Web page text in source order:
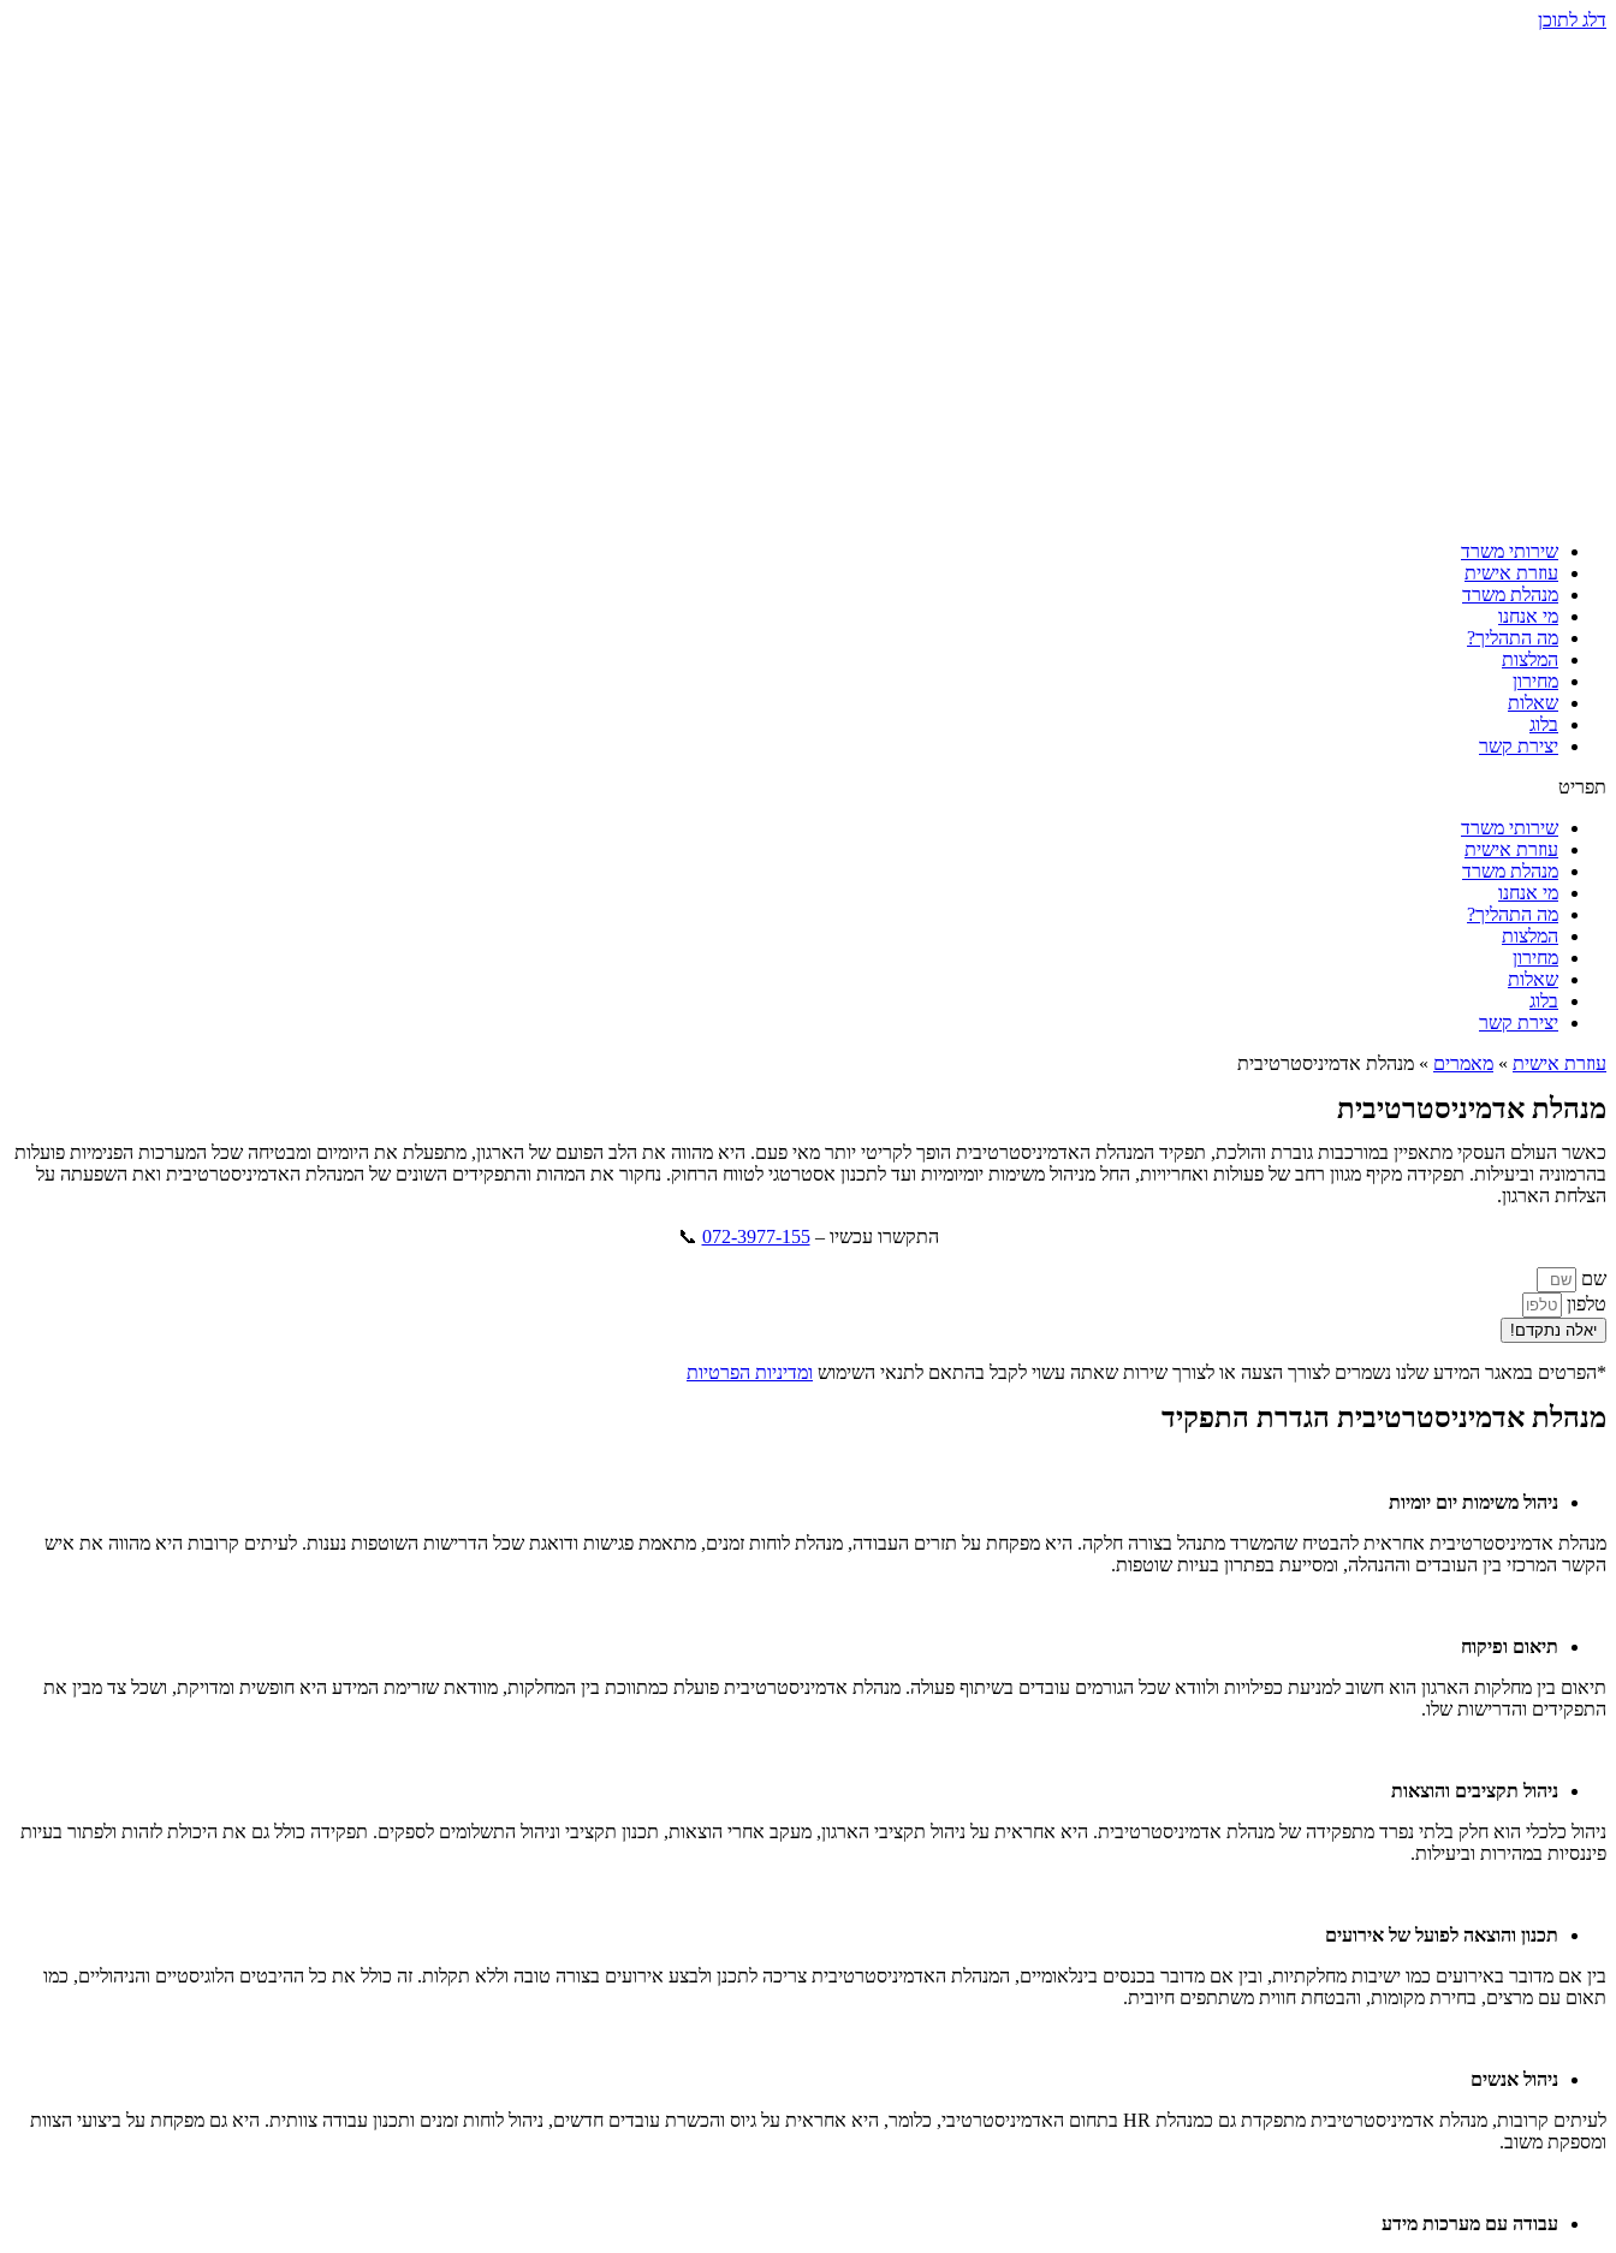
דלג לתוכן
שירותי משרד
עוזרת אישית
מנהלת משרד
מי אנחנו
מה התהליך?
המלצות
מחירון
שאלות
בלוג
יצירת קשר
תפריט
שירותי משרד
עוזרת אישית
מנהלת משרד
מי אנחנו
מה התהליך?
המלצות
מחירון
שאלות
בלוג
יצירת קשר
עוזרת אישית » מאמרים » מנהלת אדמיניסטרטיבית
מנהלת אדמיניסטרטיבית
כאשר העולם העסקי מתאפיין במורכבות גוברת והולכת, תפקיד המנהלת האדמיניסטרטיבית הופך לקריטי יותר מאי פעם. היא מהווה את הלב הפועם של הארגון, מתפעלת את היומיום ומבטיחה שכל המערכות הפנימיות פועלות
בהרמוניה וביעילות. תפקידה מקיף מגוון רחב של פעולות ואחריויות, החל מניהול משימות יומיומיות ועד לתכנון אסטרטגי לטווח הרחוק. נחקור את המהות והתפקידים השונים של המנהלת האדמיניסטרטיבית ואת השפעתה על
הצלחת הארגון.
התקשרו עכשיו –072-3977-155
​ 📞
שם
טלפון
יאלה נתקדם!
*הפרטים במאגר המידע שלנו נשמרים לצורך הצעה או לצורך שירות שאתה עשוי לקבל בהתאם לתנאי השימוש ומדיניות הפרטיות
מנהלת אדמיניסטרטיבית הגדרת התפקיד
ניהול משימות יום יומיות
מנהלת אדמיניסטרטיבית אחראית להבטיח שהמשרד מתנהל בצורה חלקה. היא מפקחת על תזרים העבודה, מנהלת לוחות זמנים, מתאמת פגישות ודואגת שכל הדרישות השוטפות נענות. לעיתים קרובות היא מהווה את איש
הקשר המרכזי בין העובדים וההנהלה, ומסייעת בפתרון בעיות שוטפות.
תיאום ופיקוח
תיאום בין מחלקות הארגון הוא חשוב למניעת כפילויות ולוודא שכל הגורמים עובדים בשיתוף פעולה. מנהלת אדמיניסטרטיבית פועלת כמתווכת בין המחלקות, מוודאת שזרימת המידע היא חופשית ומדויקת, ושכל צד מבין את
התפקידים והדרישות שלו.
ניהול תקציבים והוצאות
ניהול כלכלי הוא חלק בלתי נפרד מתפקידה של מנהלת אדמיניסטרטיבית. היא אחראית על ניהול תקציבי הארגון, מעקב אחרי הוצאות, תכנון תקציבי וניהול התשלומים לספקים. תפקידה כולל גם את היכולת לזהות ולפתור בעיות
פיננסיות במהירות וביעילות.
תכנון והוצאה לפועל של אירועים
בין אם מדובר באירועים כמו ישיבות מחלקתיות, ובין אם מדובר בכנסים בינלאומיים, המנהלת האדמיניסטרטיבית צריכה לתכנן ולבצע אירועים בצורה טובה וללא תקלות. זה כולל את כל ההיבטים הלוגיסטיים והניהוליים, כמו
תאום עם מרצים, בחירת מקומות, והבטחת חווית משתתפים חיובית.
ניהול אנשים
לעיתים קרובות, מנהלת אדמיניסטרטיבית מתפקדת גם כמנהלת HR בתחום האדמיניסטרטיבי, כלומר, היא אחראית על גיוס והכשרת עובדים חדשים, ניהול לוחות זמנים ותכנון עבודה צוותית. היא גם מפקחת על ביצועי הצוות
ומספקת משוב.
עבודה עם מערכות מידע